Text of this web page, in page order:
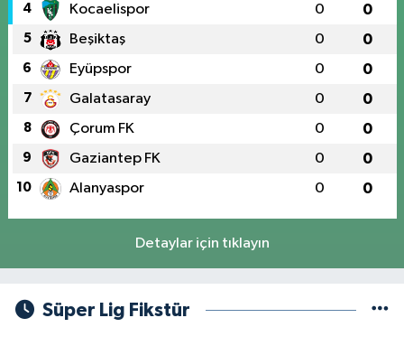
4 Kocaelispor 0 0
5 Beşiktaş 0 0
6 Eyüpspor 0 0
7 Galatasaray 0 0
8 Çorum FK 0 0
9 Gaziantep FK 0 0
10 Alanyaspor 0 0
Detaylar için tıklayın
Süper Lig Fikstür